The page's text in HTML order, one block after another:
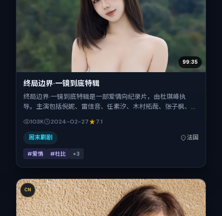
99:35
终局边界·一镜到底特辑
终局边界·一镜到底特辑是一部爱情向纪录片，由杜琪峰执
导。主演包括倪妮、雷佳音、任素汐、木村拓哉、张子枫、朱
一龙。作品主要在法国取景与发行，2024年春节档前后与观
众见面，首映日期 2024-02-27，正片时长172分钟。
103K 2024-02-27 7.1
周末刷剧 法国
#爱情 #杜比 +3
CN